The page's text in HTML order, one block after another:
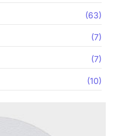
(63)
(7)
(7)
(10)